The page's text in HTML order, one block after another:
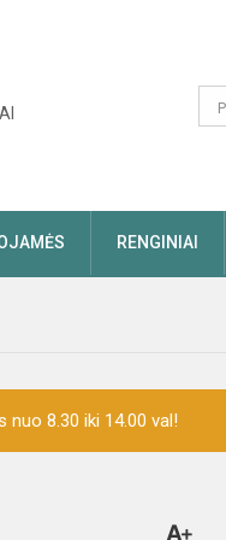
RENGINIAI
8.30 iki 14.00 val!